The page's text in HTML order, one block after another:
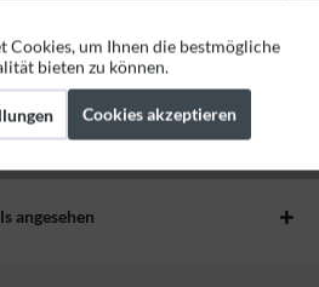
und diskutieren...
mehr
angesehen
Aktiv
Aktiv
Cookies, um Ihnen die bestmögliche
bieten zu können.
Cookies akzeptieren